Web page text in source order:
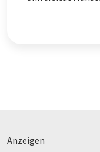
Anzeigen